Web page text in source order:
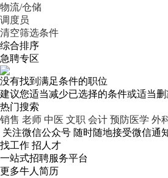
物流/仓储
调度员
清空筛选条件
综合排序
急聘专区
没有找到满足条件的职位
建议您适当减少已选择的条件或适当
热门搜索
销售 老师 中医 文职 会计 预防医学 外
关注微信公众号 随时随地接受微信通
找工作 招人才
一站式招聘服务平台
更多牛人简历